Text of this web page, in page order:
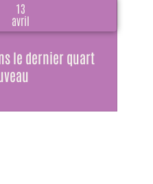
13
avril
le dernier quart